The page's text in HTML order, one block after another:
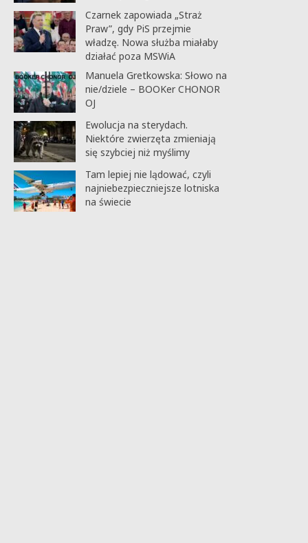
Czarnek zapowiada „Straż
Praw”, gdy PiS przejmie
władzę. Nowa służba miałaby
działać poza MSWiA
Manuela Gretkowska: Słowo na
nie/dziele – BOOKer CHONOR
OJ
Ewolucja na sterydach.
Niektóre zwierzęta zmieniają
się szybciej niż myślimy
Tam lepiej nie lądować, czyli
najniebezpieczniejsze lotniska
na świecie